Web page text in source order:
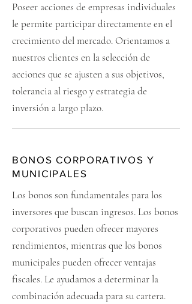
Poseer acciones de empresas individuales
le permite participar directamente en el
crecimiento del mercado. Orientamos a
nuestros clientes en la selección de
acciones que se ajusten a sus objetivos,
tolerancia al riesgo y estrategia de
inversión a largo plazo.
BONOS CORPORATIVOS Y
MUNICIPALES
Los bonos son fundamentales para los
inversores que buscan ingresos. Los bonos
corporativos pueden ofrecer mayores
rendimientos, mientras que los bonos
municipales pueden ofrecer ventajas
fiscales. Le ayudamos a determinar la
combinación adecuada para su cartera.